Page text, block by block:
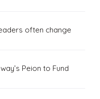
often change
Peion to Fund